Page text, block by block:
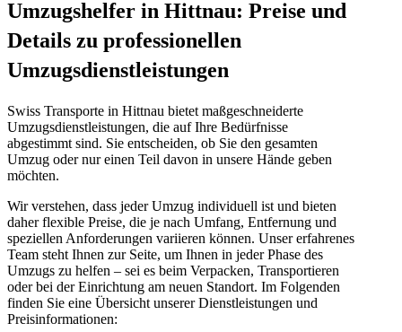
Umzugshelfer in Hittnau: Preise und
Details zu professionellen
Umzugsdienstleistungen
Swiss Transporte in Hittnau bietet maßgeschneiderte
Umzugsdienstleistungen, die auf Ihre Bedürfnisse
abgestimmt sind. Sie entscheiden, ob Sie den gesamten
Umzug oder nur einen Teil davon in unsere Hände geben
möchten.
Wir verstehen, dass jeder Umzug individuell ist und bieten
daher flexible Preise, die je nach Umfang, Entfernung und
speziellen Anforderungen variieren können. Unser erfahrenes
Team steht Ihnen zur Seite, um Ihnen in jeder Phase des
Umzugs zu helfen – sei es beim Verpacken, Transportieren
oder bei der Einrichtung am neuen Standort. Im Folgenden
finden Sie eine Übersicht unserer Dienstleistungen und
Preisinformationen: